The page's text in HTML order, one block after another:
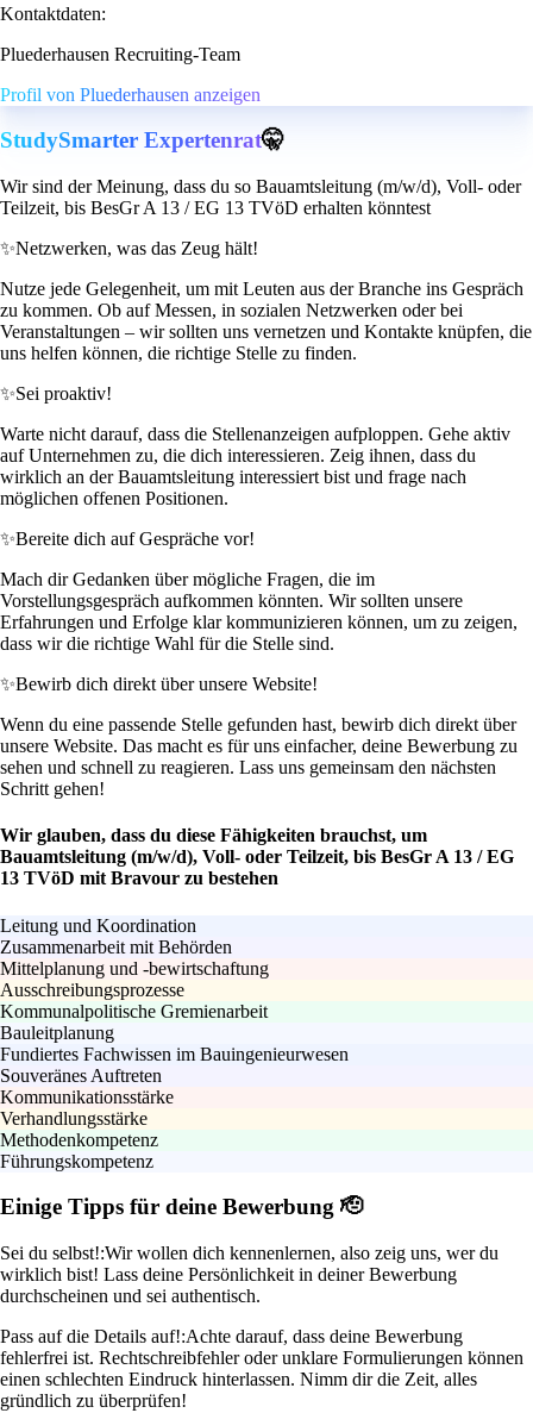
Kontaktdaten:
Pluederhausen Recruiting-Team
Profil von Pluederhausen anzeigen
StudySmarter Expertenrat🤫
Wir sind der Meinung, dass du so Bauamtsleitung (m/w/d), Voll- oder
Teilzeit, bis BesGr A 13 / EG 13 TVöD erhalten könntest
✨Netzwerken, was das Zeug hält!
Nutze jede Gelegenheit, um mit Leuten aus der Branche ins Gespräch
zu kommen. Ob auf Messen, in sozialen Netzwerken oder bei
Veranstaltungen – wir sollten uns vernetzen und Kontakte knüpfen, die
uns helfen können, die richtige Stelle zu finden.
✨Sei proaktiv!
Warte nicht darauf, dass die Stellenanzeigen aufploppen. Gehe aktiv
auf Unternehmen zu, die dich interessieren. Zeig ihnen, dass du
wirklich an der Bauamtsleitung interessiert bist und frage nach
möglichen offenen Positionen.
✨Bereite dich auf Gespräche vor!
Mach dir Gedanken über mögliche Fragen, die im
Vorstellungsgespräch aufkommen könnten. Wir sollten unsere
Erfahrungen und Erfolge klar kommunizieren können, um zu zeigen,
dass wir die richtige Wahl für die Stelle sind.
✨Bewirb dich direkt über unsere Website!
Wenn du eine passende Stelle gefunden hast, bewirb dich direkt über
unsere Website. Das macht es für uns einfacher, deine Bewerbung zu
sehen und schnell zu reagieren. Lass uns gemeinsam den nächsten
Schritt gehen!
Wir glauben, dass du diese Fähigkeiten brauchst, um
Bauamtsleitung (m/w/d), Voll- oder Teilzeit, bis BesGr A 13 / EG
13 TVöD mit Bravour zu bestehen
Leitung und Koordination
Zusammenarbeit mit Behörden
Mittelplanung und -bewirtschaftung
Ausschreibungsprozesse
Kommunalpolitische Gremienarbeit
Bauleitplanung
Fundiertes Fachwissen im Bauingenieurwesen
Souveränes Auftreten
Kommunikationsstärke
Verhandlungsstärke
Methodenkompetenz
Führungskompetenz
Einige Tipps für deine Bewerbung 🫡
Sei du selbst!:Wir wollen dich kennenlernen, also zeig uns, wer du
wirklich bist! Lass deine Persönlichkeit in deiner Bewerbung
durchscheinen und sei authentisch.
Pass auf die Details auf!:Achte darauf, dass deine Bewerbung
fehlerfrei ist. Rechtschreibfehler oder unklare Formulierungen können
einen schlechten Eindruck hinterlassen. Nimm dir die Zeit, alles
gründlich zu überprüfen!